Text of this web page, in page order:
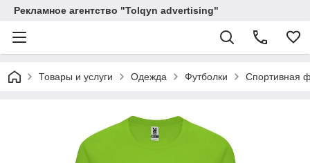
Рекламное агентство "Tolqyn advertising"
Товары и услуги Одежда Футболки Спортивная